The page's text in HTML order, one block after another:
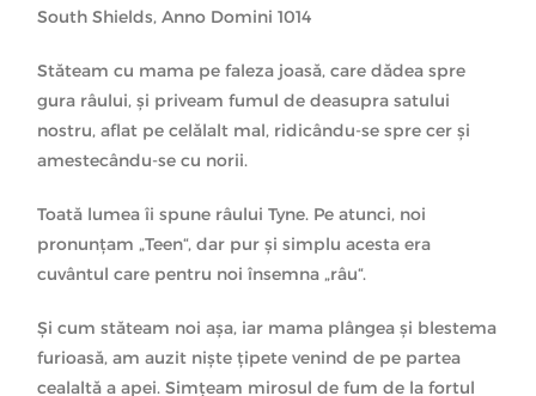
South Shields, Anno Domini 1014
Stăteam cu mama pe faleza joasă, care dădea spre
gura râului, și priveam fumul de deasupra satului
nostru, aflat pe celălalt mal, ridicându-se spre cer și
amestecându-se cu norii.
Toată lumea îi spune râului Tyne. Pe atunci, noi
pronunțam „Teen“, dar pur și simplu acesta era
cuvântul care pentru noi însemna „râu“.
Și cum stăteam noi așa, iar mama plângea și blestema
furioasă, am auzit niște țipete venind de pe partea
cealaltă a apei. Simțeam mirosul de fum de la fortul